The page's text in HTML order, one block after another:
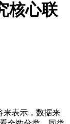
核心联
表示，数据来